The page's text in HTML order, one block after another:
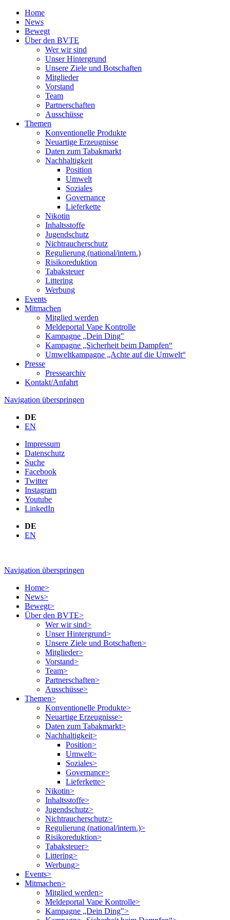
Home
News
Bewegt
Über den BVTE
Wer wir sind
Unser Hintergrund
Unsere Ziele und Botschaften
Mitglieder
Vorstand
Team
Partnerschaften
Ausschüsse
Themen
Konventionelle Produkte
Neuartige Erzeugnisse
Daten zum Tabakmarkt
Nachhaltigkeit
Position
Umwelt
Soziales
Governance
Lieferkette
Nikotin
Inhaltsstoffe
Jugendschutz
Nichtraucherschutz
Regulierung (national/intern.)
Risikoreduktion
Tabaksteuer
Littering
Werbung
Events
Mitmachen
Mitglied werden
Meldeportal Vape Kontrolle
Kampagne „Dein Ding"
Kampagne „Sicherheit beim Dampfen“
Umweltkampagne „Achte auf die Umwelt“
Presse
Pressearchiv
Kontakt/Anfahrt
Navigation überspringen
DE
EN
Impressum
Datenschutz
Suche
Facebook
Twitter
Instagram
Youtube
LinkedIn
DE
EN
Navigation überspringen
Home>
News>
Bewegt>
Über den BVTE>
Wer wir sind>
Unser Hintergrund>
Unsere Ziele und Botschaften>
Mitglieder>
Vorstand>
Team>
Partnerschaften>
Ausschüsse>
Themen>
Konventionelle Produkte>
Neuartige Erzeugnisse>
Daten zum Tabakmarkt>
Nachhaltigkeit>
Position>
Umwelt>
Soziales>
Governance>
Lieferkette>
Nikotin>
Inhaltsstoffe>
Jugendschutz>
Nichtraucherschutz>
Regulierung (national/intern.)>
Risikoreduktion>
Tabaksteuer>
Littering>
Werbung>
Events>
Mitmachen>
Mitglied werden>
Meldeportal Vape Kontrolle>
Kampagne „Dein Ding">